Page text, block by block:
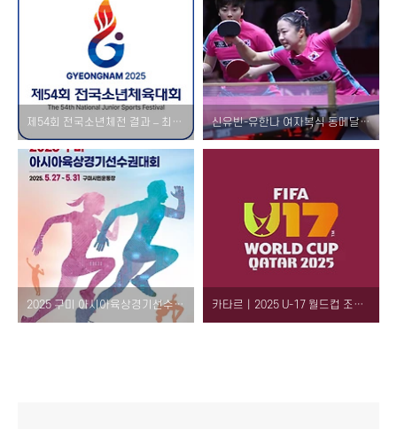
제54회 전국소년체전 결과 – 최우수선수 명단 & 2026년 제55회 다음 개최지 일정 신유빈-유한나 여자복식 동메달 결과 – 2025 세계탁구선수권 4강 진출
2025 구미 아시아육상경기선수권대회 일정·출전 선수·중계 채널 총정리! (TBC, 티켓, 입장권 X) 카타르｜2025 U-17 월드컵 조편성 결과 및 한국 대표팀 경기 일정 – 멕시코·코트디부아르·스위스와 한 조 (조별리그)